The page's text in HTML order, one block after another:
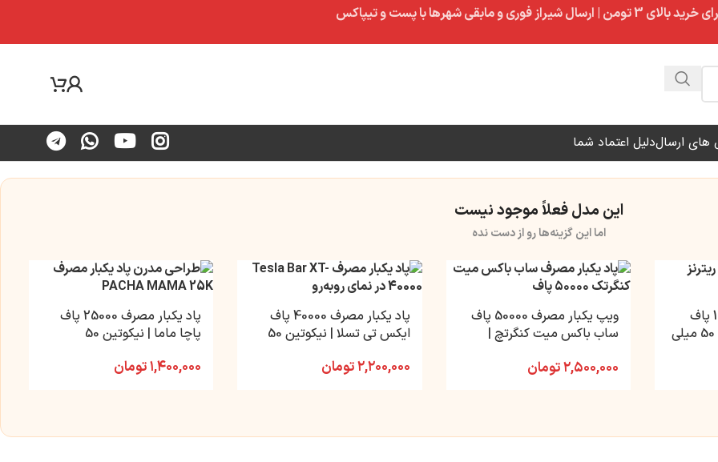
فوری و مابقی شهرها با پست و تیپاکس
ارسالدلیل اعتماد شما
این مدل فعلاً موجود نیست
اما این گزینه‌ها رو از دست نده
پاد یکبار مصرف 15000 پاف
پالس ریترنز | نیکوتین 50 میلی
ویپ یکبار مصرف 50000 پاف
ساب باکس میت کنگرتچ |
۲,۵۰۰,۰۰۰تومان
پاد یکبار مصرف 40000 پاف
ایکس تی تسلا | نیکوتین 50
۲,۲۰۰,۰۰۰تومان
پاد یکبار مصرف 25000 پاف
پاچا ماما | نیکوتین 50
۱,۴۰۰,۰۰۰تومان